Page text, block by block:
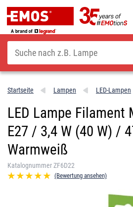
Suche
Startseite Lampen LED-Lampen
LED Lampe Filament
E27 / 3,4 W (40 W) /
Warmweiß
Katalognummer ZF6D22
(Bewertung ansehen)